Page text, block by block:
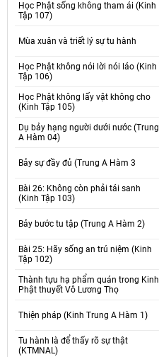
Học Phật sống không tham ái (Kinh
Tập 107)
Mùa xuân và triết lý sự tu hành
Học Phật không nói lời nói láo (Kinh
Tập 106)
Học Phật không lấy vật không cho
(Kinh Tập 105)
Dụ bảy hạng người dưới nước (Trung
A Hàm 04)
Bảy sự đầy đủ (Trung A Hàm 3
Bài 26: Không còn phải tái sanh
(Kinh Tập 103)
Bảy bước tu tập (Trung A Hàm 2)
Bài 25: Hãy sống an trú niệm (Kinh
Tập 102)
Thành tựu hạ phẩm quán trong Kinh
Phật thuyết Vô Lương Thọ
Thiện pháp (Kinh Trung A Hàm 1)
Tu hành là để thấy rõ sự thật
(KTMNAL)